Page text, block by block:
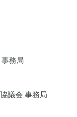
務局
議会 事務局